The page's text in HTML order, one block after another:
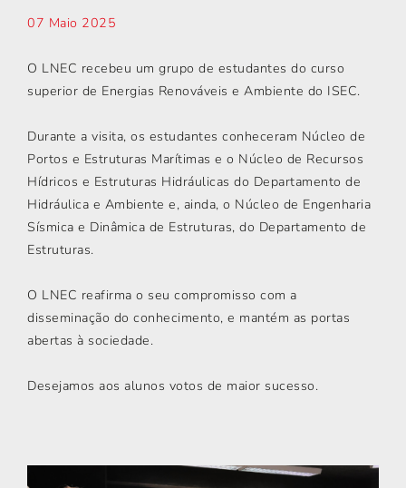
07 Maio 2025
O LNEC recebeu um grupo de estudantes do curso
superior de Energias Renováveis e Ambiente do ISEC.
Durante a visita, os estudantes conheceram Núcleo de
Portos e Estruturas Marítimas e o Núcleo de Recursos
Hídricos e Estruturas Hidráulicas do Departamento de
Hidráulica e Ambiente e, ainda, o Núcleo de Engenharia
Sísmica e Dinâmica de Estruturas, do Departamento de
Estruturas.
O LNEC reafirma o seu compromisso com a
disseminação do conhecimento, e mantém as portas
abertas à sociedade.
Desejamos aos alunos votos de maior sucesso.